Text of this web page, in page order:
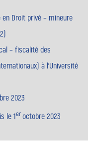
Droit privé – mineure
– fiscalité des
à l’Université
2023
le 1eroctobre 2023